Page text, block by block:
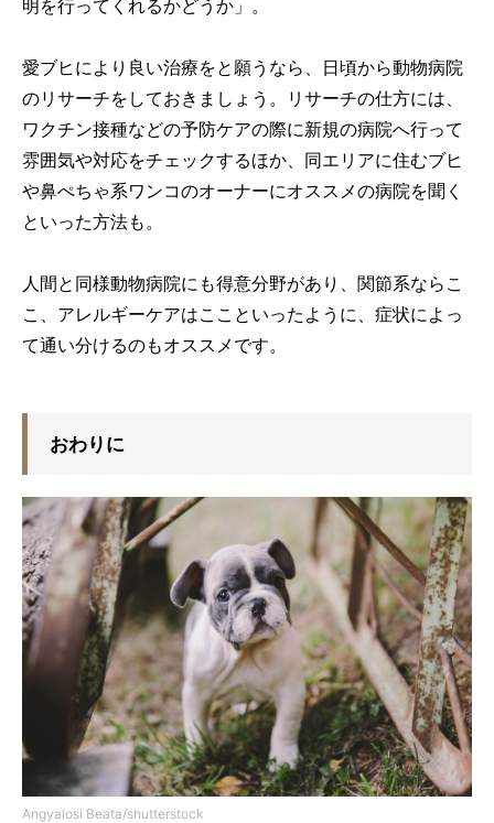
明を行ってくれるかどうか」。
愛ブヒにより良い治療をと願うなら、日頃から動物病院
のリサーチをしておきましょう。リサーチの仕方には、
ワクチン接種などの予防ケアの際に新規の病院へ行って
雰囲気や対応をチェックするほか、同エリアに住むブヒ
や鼻ぺちゃ系ワンコのオーナーにオススメの病院を聞く
といった方法も。
人間と同様動物病院にも得意分野があり、関節系ならこ
こ、アレルギーケアはここといったように、症状によっ
て通い分けるのもオススメです。
おわりに
Angyalosi Beata/shutterstock